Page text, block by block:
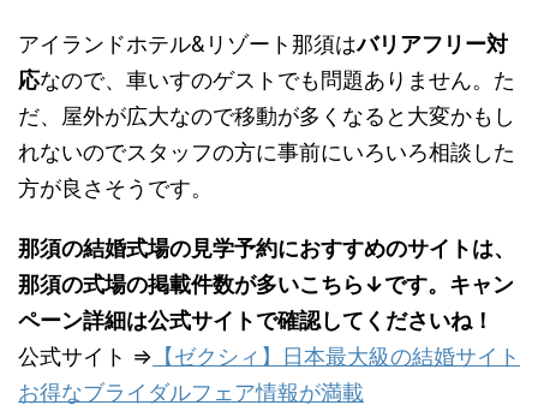
アイランドホテル&リゾート那須はバリアフリー対
応なので、車いすのゲストでも問題ありません。た
だ、屋外が広大なので移動が多くなると大変かもし
れないのでスタッフの方に事前にいろいろ相談した
方が良さそうです。
那須の結婚式場の見学予約におすすめのサイトは、
那須の式場の掲載件数が多いこちら↓です。キャン
ペーン詳細は公式サイトで確認してくださいね！
公式サイト ⇒ 【ゼクシィ】日本最大級の結婚サイト
お得なブライダルフェア情報が満載